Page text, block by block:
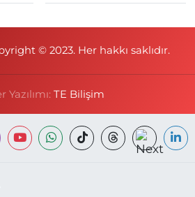
© 2023. Her hakkı saklıdır.
Yazılımı: TE Bilişim